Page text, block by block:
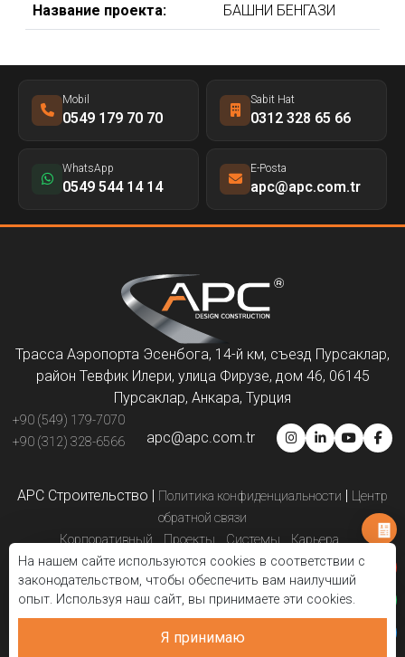
Название проекта: БАШНИ БЕНГАЗИ
На нашем сайте используются cookies в соответствии с
законодательством, чтобы обеспечить вам наилучший
опыт. Используя наш сайт, вы принимаете эти cookies.
Я принимаю
Mobil
0549 179 70 70
Sabit Hat
0312 328 65 66
WhatsApp
0549 544 14 14
E-Posta
apc@apc.com.tr
Трасса Аэропорта Эсенбога, 14-й км, съезд Пурсаклар,
район Тевфик Илери, улица Фирузе, дом 46, 06145
Пурсаклар, Анкара, Турция
+90 (549) 179-7070
+90 (312) 328-6566
apc@apc.com.tr
APC Строительство Политика конфиденциальности
Центр
обратной связи
Корпоративный
Проекты Системы
Карьера
Партнёры по решениям
Презентации
Свяжитесь с нами
Электронный каталог
Блог